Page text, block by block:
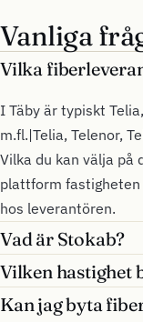
Vanliga
Vilka
I Täby är typiskt
m.fl.|Telia, Telenor,
Vilka du kan välja på
plattform
hos leverantören.
Vad är Stokab?
Vilken hastighet
Kan jag byta